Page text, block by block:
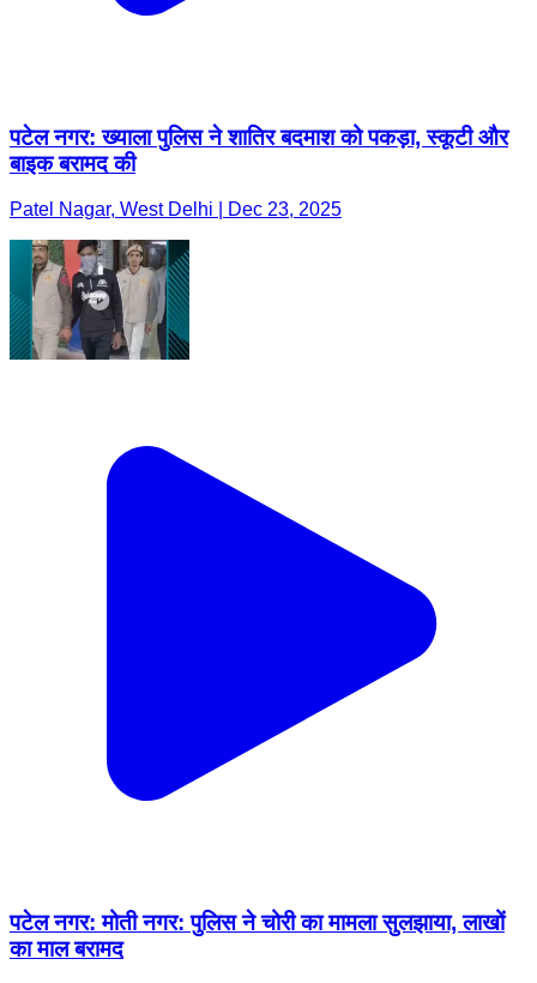
पटेल नगर: ख्याला पुलिस ने शातिर बदमाश को पकड़ा, स्कूटी और
बाइक बरामद की
Patel Nagar, West Delhi | Dec 23, 2025
पटेल नगर: मोती नगर: पुलिस ने चोरी का मामला सुलझाया, लाखों
का माल बरामद